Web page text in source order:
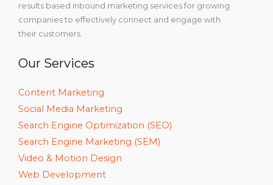
results based inbound marketing services for growing
companies to effectively connect and engage with
their customers.
Our Services
Content Marketing
Social Media Marketing
Search Engine Optimization (SEO)
Search Engine Marketing (SEM)
Video & Motion Design
Web Development